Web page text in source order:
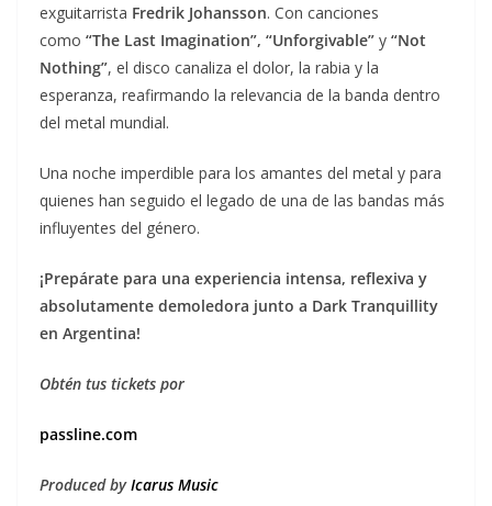
exguitarrista Fredrik Johansson. Con canciones
como “The Last Imagination”, “Unforgivable” y “Not
Nothing”, el disco canaliza el dolor, la rabia y la
esperanza, reafirmando la relevancia de la banda dentro
del metal mundial.
Una noche imperdible para los amantes del metal y para
quienes han seguido el legado de una de las bandas más
influyentes del género.
¡Prepárate para una experiencia intensa, reflexiva y
absolutamente demoledora junto a Dark Tranquillity
en Argentina!
Obtén tus tickets por
passline.com
Produced byIcarus Music